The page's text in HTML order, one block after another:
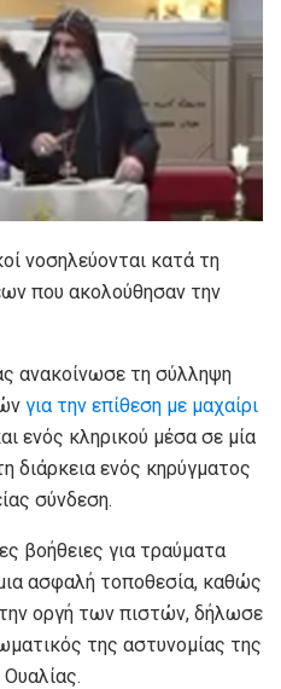
νοσηλεύονται κατά τη
που ακολούθησαν την
ανακοίνωσε τη σύλληψη
για την επίθεση με μαχαίρι
ενός κληρικού μέσα σε μία
διάρκεια ενός κηρύγματος
σύνδεση.
βοήθειες για τραύματα
ασφαλή τοποθεσία, καθώς
οργή των πιστών, δήλωσε
της αστυνομίας της